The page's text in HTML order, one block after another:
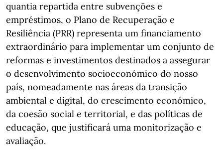
quantia repartida entre subvenções e
empréstimos, o Plano de Recuperação e
Resiliência (PRR) representa um financiamento
extraordinário para implementar um conjunto de
reformas e investimentos destinados a assegurar
o desenvolvimento socioeconómico do nosso
país, nomeadamente nas áreas da transição
ambiental e digital, do crescimento económico,
da coesão social e territorial, e das políticas de
educação, que justificará uma monitorização e
avaliação.